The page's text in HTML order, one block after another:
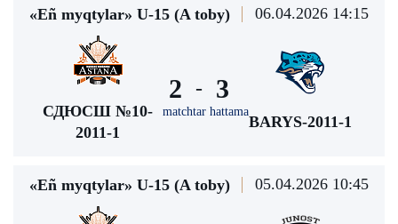
«Eñ myqtylar» U-15 (A toby) 06.04.2026 14:15
СДЮСШ №10-
2011-1
2 -
matchtar hattama
3
BARYS-2011-1
«Eñ myqtylar» U-15 (A toby) 05.04.2026 10:45